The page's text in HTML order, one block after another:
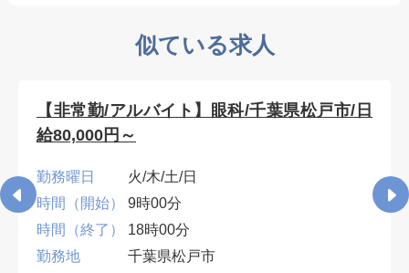
似ている求人
【非常勤/アルバイト】眼科/千葉県松戸市/日
給80,000円～
勤務曜日
火/木/土/日
時間（開始）
9時00分
時間（終了）
18時00分
勤務地
千葉県松戸市